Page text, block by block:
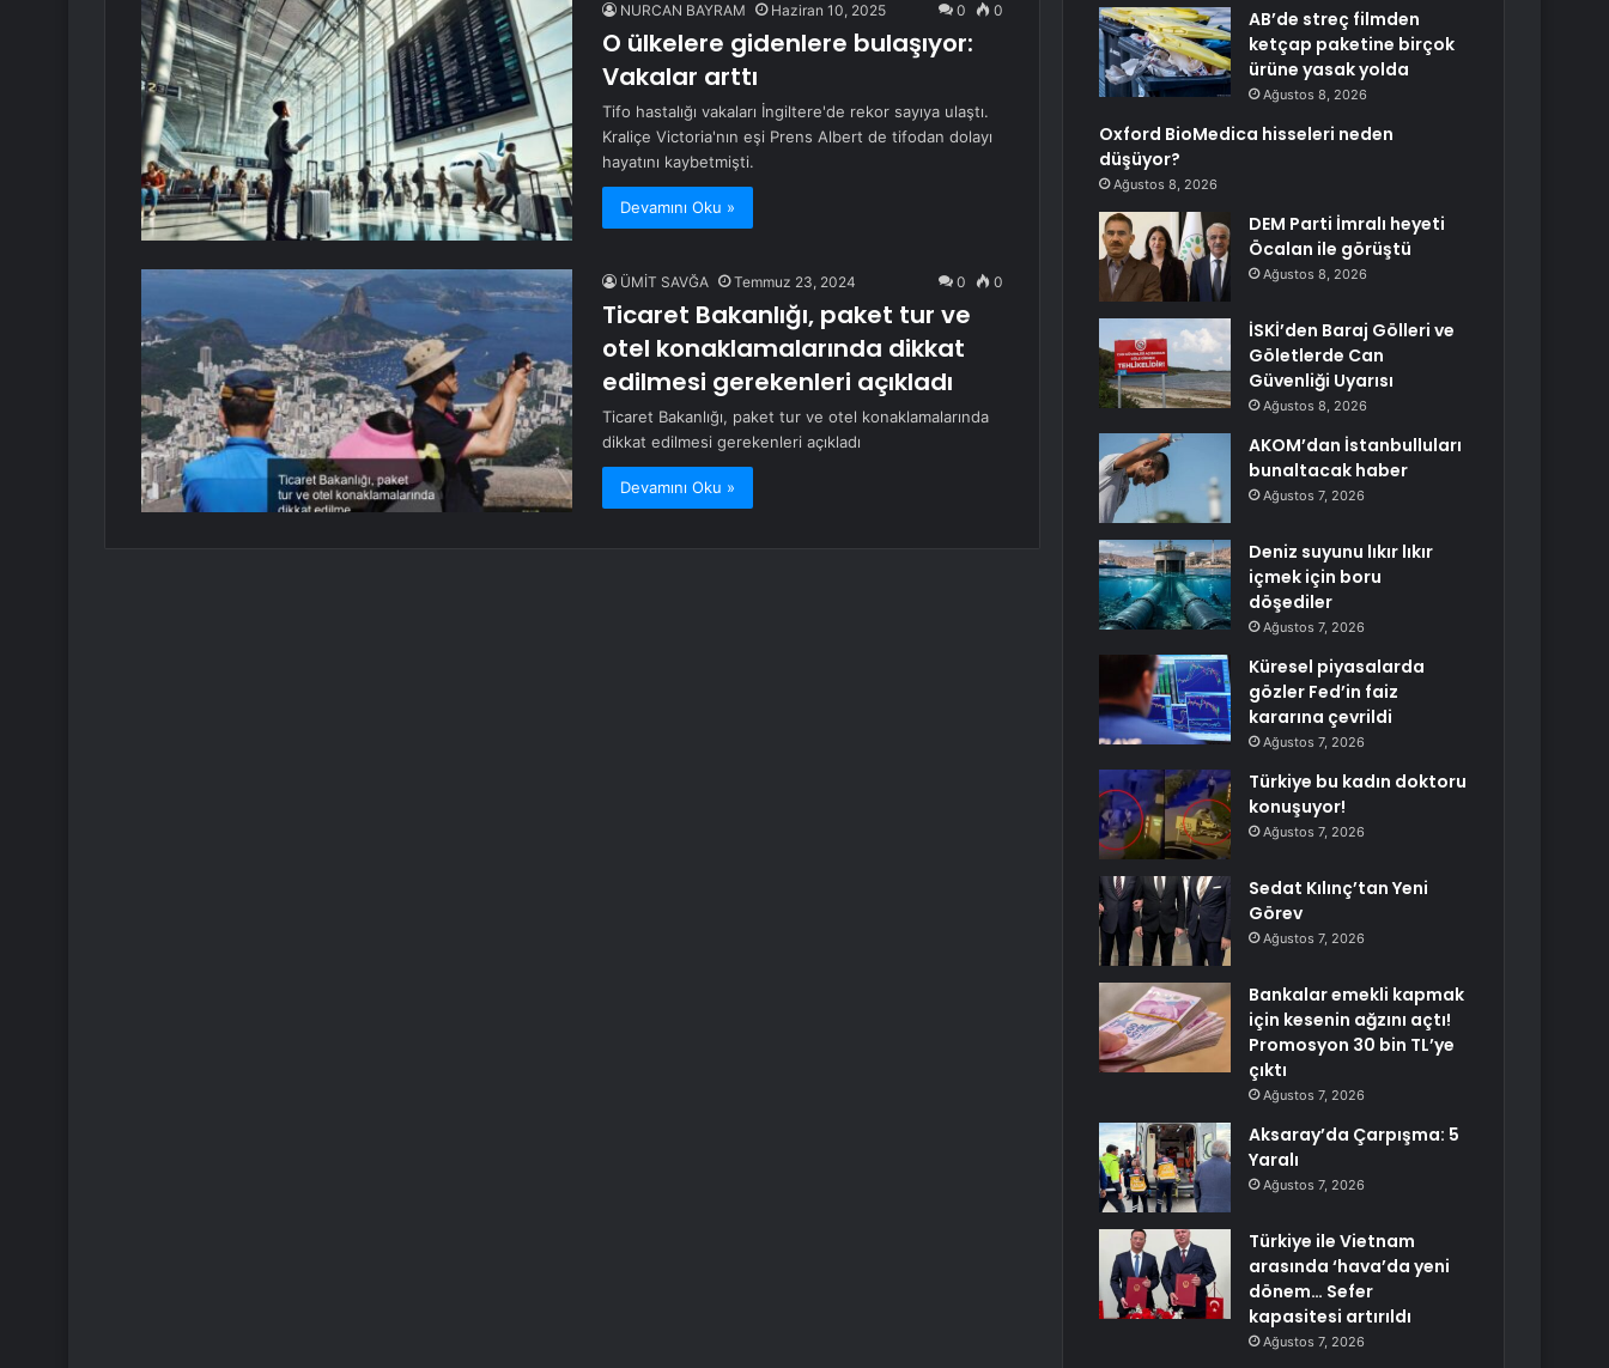
NURCAN BAYRAM Haziran 10, 2025 0 0
O ülkelere gidenlere bulaşıyor:
Vakalar arttı
Tifo hastalığı vakaları İngiltere'de rekor sayıya ulaştı.
Kraliçe Victoria'nın eşi Prens Albert de tifodan dolayı
hayatını kaybetmişti.
Devamını Oku »
ÜMİT SAVĞA Temmuz 23, 2024 0 0
Ticaret Bakanlığı, paket tur ve
otel konaklamalarında dikkat
edilmesi gerekenleri açıkladı
Ticaret Bakanlığı, paket tur ve otel konaklamalarında
dikkat edilmesi gerekenleri açıkladı
Devamını Oku »
AB’de streç filmden
ketçap paketine birçok
ürüne yasak yolda
Ağustos 8, 2026
Oxford BioMedica hisseleri neden
düşüyor?
Ağustos 8, 2026
DEM Parti İmralı heyeti
Öcalan ile görüştü
Ağustos 8, 2026
İSKİ’den Baraj Gölleri ve
Göletlerde Can
Güvenliği Uyarısı
Ağustos 8, 2026
AKOM’dan İstanbulluları
bunaltacak haber
Ağustos 7, 2026
Deniz suyunu lıkır lıkır
içmek için boru
döşediler
Ağustos 7, 2026
Küresel piyasalarda
gözler Fed’in faiz
kararına çevrildi
Ağustos 7, 2026
Türkiye bu kadın doktoru
konuşuyor!
Ağustos 7, 2026
Sedat Kılınç’tan Yeni
Görev
Ağustos 7, 2026
Bankalar emekli kapmak
için kesenin ağzını açtı!
Promosyon 30 bin TL’ye
çıktı
Ağustos 7, 2026
Aksaray’da Çarpışma: 5
Yaralı
Ağustos 7, 2026
Türkiye ile Vietnam
arasında ‘hava’da yeni
dönem… Sefer
kapasitesi artırıldı
Ağustos 7, 2026